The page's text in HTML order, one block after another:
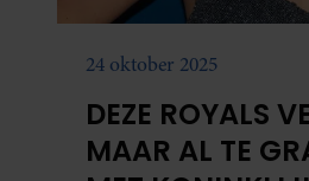
24 oktober 2025
DEZE ROYALS
MAAR AL TE